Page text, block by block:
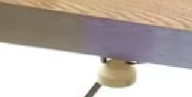
与学生共进的舞台 —— 第三届
国际青少年口才大赛评委纪实